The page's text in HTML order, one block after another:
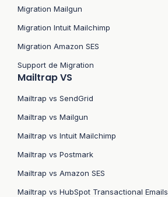
Migration Mailgun
Migration Intuit Mailchimp
Migration Amazon SES
Support de Migration
Mailtrap VS
Mailtrap vs SendGrid
Mailtrap vs Mailgun
Mailtrap vs Intuit Mailchimp
Mailtrap vs Postmark
Mailtrap vs Amazon SES
Mailtrap vs HubSpot Transactional Emails